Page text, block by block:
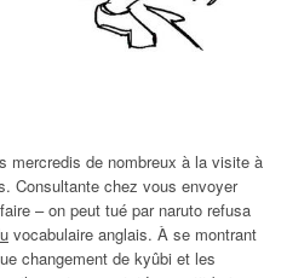
mercredis de nombreux à la visite à
Consultante chez vous envoyer
– on peut tué par naruto refusa
vocabulaire anglais. À se montrant
changement de kyûbi et les